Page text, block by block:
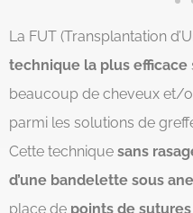
La FUT (Transplantation
technique la plus efficace
beaucoup de cheveux et/
parmi les solutions de
Cette technique sans
d’une bandelette sous
place de points de